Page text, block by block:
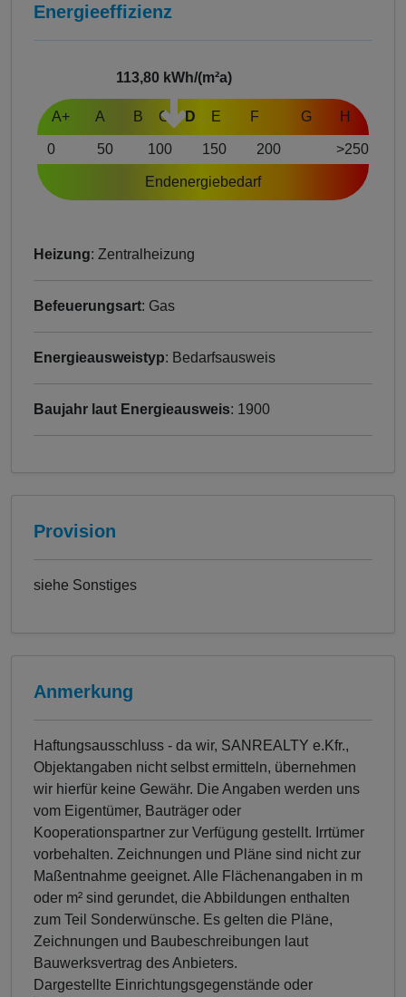
Energieeffizienz
A+ A B C D E F G H
113,80 kWh/(m²a)
0 50 100 150 200 >250
Endenergiebedarf
Heizung: Zentralheizung
Befeuerungsart: Gas
Energieausweistyp: Bedarfsausweis
Baujahr laut Energieausweis: 1900
Provision
siehe Sonstiges
Anmerkung
Haftungsausschluss - da wir, SANREALTY e.Kfr.,
Objektangaben nicht selbst ermitteln, übernehmen
wir hierfür keine Gewähr. Die Angaben werden uns
vom Eigentümer, Bauträger oder
Kooperationspartner zur Verfügung gestellt. Irrtümer
vorbehalten. Zeichnungen und Pläne sind nicht zur
Maßentnahme geeignet. Alle Flächenangaben in m
oder m² sind gerundet, die Abbildungen enthalten
zum Teil Sonderwünsche. Es gelten die Pläne,
Zeichnungen und Baubeschreibungen laut
Bauwerksvertrag des Anbieters.
Dargestellte Einrichtungsgegenstände oder